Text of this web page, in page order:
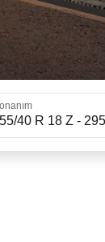
40 R 18 Z -